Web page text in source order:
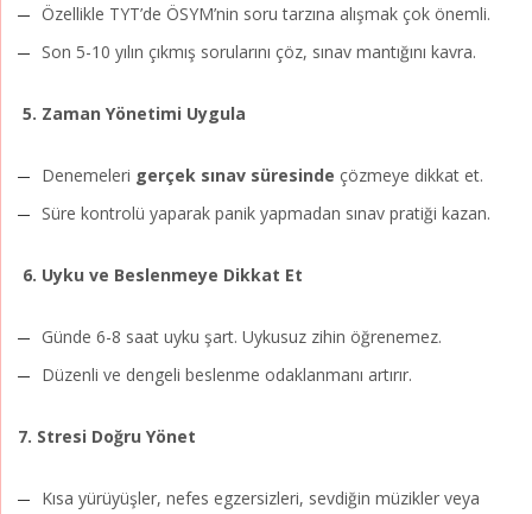
Özellikle TYT’de ÖSYM’nin soru tarzına alışmak çok önemli.
Son 5-10 yılın çıkmış sorularını çöz, sınav mantığını kavra.
5. Zaman Yönetimi Uygula
Denemeleri gerçek sınav süresinde çözmeye dikkat et.
Süre kontrolü yaparak panik yapmadan sınav pratiği kazan.
6. Uyku ve Beslenmeye Dikkat Et
Günde 6-8 saat uyku şart. Uykusuz zihin öğrenemez.
Düzenli ve dengeli beslenme odaklanmanı artırır.
7. Stresi Doğru Yönet
Kısa yürüyüşler, nefes egzersizleri, sevdiğin müzikler veya